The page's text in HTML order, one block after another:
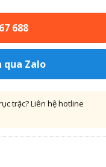
688
qua Zalo
trặc? Liên hệ hotline